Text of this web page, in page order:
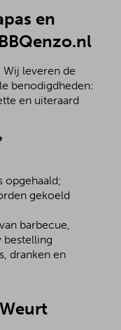
en
leveren de
benodigdheden:
en uiteraard
opgehaald;
gekoeld
barbecue,
bestelling
dranken en